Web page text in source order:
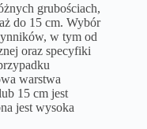
grubościach,
do 15 cm. Wybór
w tym od
oraz specyfiki
warstwa
15 cm jest
jest wysoka